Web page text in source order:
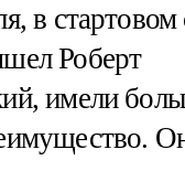
в стартовом
Роберт
имели